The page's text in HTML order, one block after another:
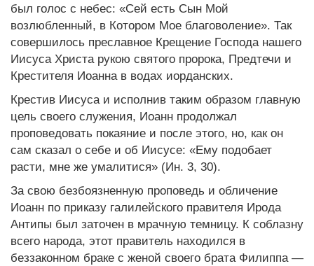
был голос с небес: «Сей есть Сын Мой
возлюбленный, в Котором Мое благоволение». Так
совершилось преславное Крещение Господа нашего
Иисуса Христа рукою святого пророка, Предтечи и
Крестителя Иоанна в водах иорданских.
Крестив Иисуса и исполнив таким образом главную
цель своего служения, Иоанн продолжал
проповедовать покаяние и после этого, но, как он
сам сказал о себе и об Иисусе: «Ему подобает
расти, мне же умалитися» (Ин. 3, 30).
За свою безбоязненную проповедь и обличение
Иоанн по приказу галилейского правителя Ирода
Антипы был заточен в мрачную темницу. К соблазну
всего народа, этот правитель находился в
беззаконном браке с женой своего брата Филиппа —